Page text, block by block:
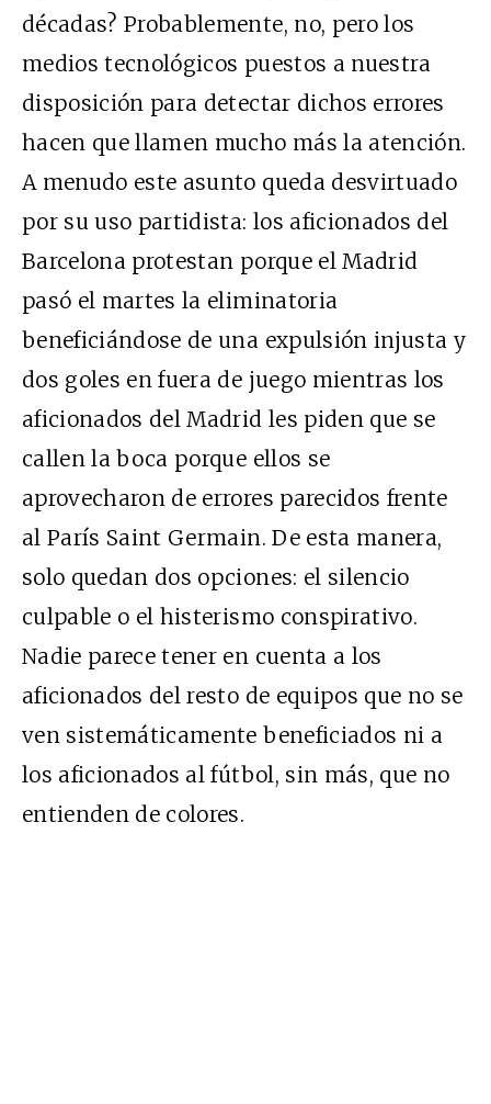
décadas? Probablemente, no, pero los
medios tecnológicos puestos a nuestra
disposición para detectar dichos errores
hacen que llamen mucho más la atención.
A menudo este asunto queda desvirtuado
por su uso partidista: los aficionados del
Barcelona protestan porque el Madrid
pasó el martes la eliminatoria
beneficiándose de una expulsión injusta y
dos goles en fuera de juego mientras los
aficionados del Madrid les piden que se
callen la boca porque ellos se
aprovecharon de errores parecidos frente
al París Saint Germain. De esta manera,
solo quedan dos opciones: el silencio
culpable o el histerismo conspirativo.
Nadie parece tener en cuenta a los
aficionados del resto de equipos que no se
ven sistemáticamente beneficiados ni a
los aficionados al fútbol, sin más, que no
entienden de colores.